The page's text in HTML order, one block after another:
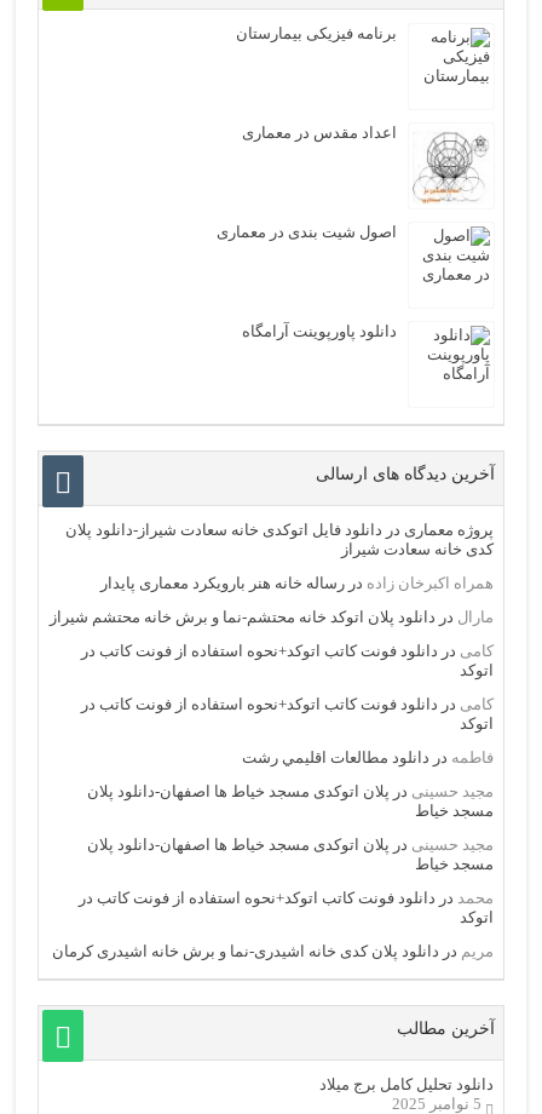
برنامه فیزیکی بیمارستان
اعداد مقدس در معماری
اصول شیت بندی در معماری
دانلود پاورپوینت آرامگاه
آخرین دیدگاه های ارسالی
پروژه معماری در دانلود فایل اتوکدی خانه سعادت شیراز-دانلود پلان
کدی خانه سعادت شیراز
همراه اکبرخان زاده دررساله خانه هنر بارویکرد معماری پایدار
مارال در دانلود پلان اتوکد خانه محتشم-نما و برش خانه محتشم شیراز
کامی در دانلود فونت کاتب اتوکد+نحوه استفاده از فونت کاتب در
اتوکد
کامی در دانلود فونت کاتب اتوکد+نحوه استفاده از فونت کاتب در
اتوکد
فاطمه در دانلود مطالعات اقليمي رشت
مجید حسینی در پلان اتوکدی مسجد خیاط ها اصفهان-دانلود پلان
مسجد خیاط
مجید حسینی در پلان اتوکدی مسجد خیاط ها اصفهان-دانلود پلان
مسجد خیاط
محمد در دانلود فونت کاتب اتوکد+نحوه استفاده از فونت کاتب در
اتوکد
مریم در دانلود پلان کدی خانه اشیدری-نما و برش خانه اشیدری کرمان
آخرین مطالب
دانلود تحلیل کامل برج میلاد
5 نوامبر 2025